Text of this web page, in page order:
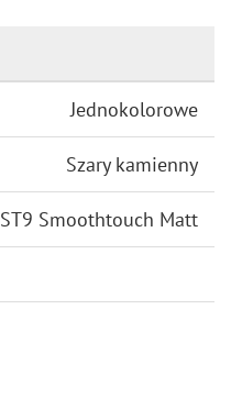
Jednokolorowe
Szary kamienny
ST9 Smoothtouch Matt